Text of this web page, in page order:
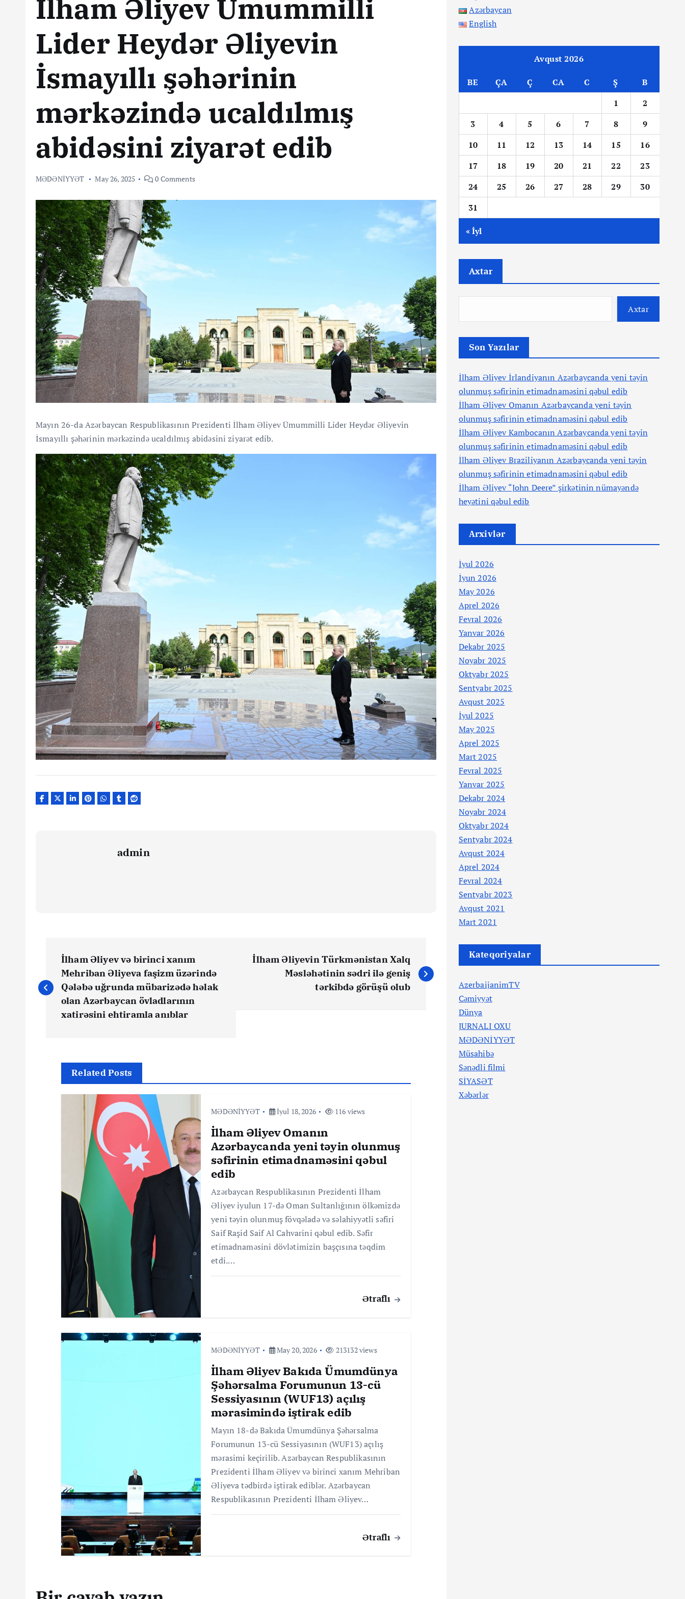
İlham Əliyev Ümummilli
Lider Heydər Əliyevin
İsmayıllı şəhərinin
mərkəzində ucaldılmış
abidəsini ziyarət edib
MƏDƏNİYYƏT May 26, 2025 0 Comments
Mayın 26-da Azərbaycan Respublikasının Prezidenti İlham Əliyev Ümummilli Lider Heydər Əliyevin
İsmayıllı şəhərinin mərkəzində ucaldılmış abidəsini ziyarət edib.
admin
a
İlham Əliyev və birinci xanım
Mehriban Əliyeva faşizm üzərində
Qələbə uğrunda mübarizədə həlak
olan Azərbaycan övladlarının
xatirəsini ehtiramla anıblar
İlham Əliyevin Türkmənistan Xalq
Məsləhətinin sədri ilə geniş
tərkibdə görüşü olub
Related Posts
MƏDƏNİYYƏT İyul 18, 2026 116 views
İlham Əliyev Omanın
Azərbaycanda yeni təyin olunmuş
səfirinin etimadnaməsini qəbul
edib
Azərbaycan Respublikasının Prezidenti İlham
Əliyev iyulun 17-də Oman Sultanlığının ölkəmizdə
yeni təyin olunmuş fövqəladə və səlahiyyətli səfiri
Saif Raşid Saif Al Cahvarini qəbul edib. Səfir
etimadnaməsini dövlətimizin başçısına təqdim
etdi.…
Ətraflı
MƏDƏNİYYƏT May 20, 2026 213132 views
İlham Əliyev Bakıda Ümumdünya
Şəhərsalma Forumunun 13-cü
Sessiyasının (WUF13) açılış
mərasimində iştirak edib
Mayın 18-də Bakıda Ümumdünya Şəhərsalma
Forumunun 13-cü Sessiyasının (WUF13) açılış
mərasimi keçirilib. Azərbaycan Respublikasının
Prezidenti İlham Əliyev və birinci xanım Mehriban
Əliyeva tədbirdə iştirak ediblər. Azərbaycan
Respublikasının Prezidenti İlham Əliyev…
Ətraflı
Azərbaycan
English
Avqust 2026
BE ÇA Ç CA C Ş
B
1
2
3
4 5 6 7 8
9
10
11 12 13 14 15
16
17
18 19 20 21 22
23
24
25 26 27 28 29
30
31
« İyl
Axtar
Axtar
Son Yazılar
İlham Əliyev İrlandiyanın Azərbaycanda yeni təyin
olunmuş səfirinin etimadnaməsini qəbul edib
İlham Əliyev Omanın Azərbaycanda yeni təyin
olunmuş səfirinin etimadnaməsini qəbul edib
İlham Əliyev Kambocanın Azərbaycanda yeni təyin
olunmuş səfirinin etimadnaməsini qəbul edib
İlham Əliyev Braziliyanın Azərbaycanda yeni təyin
olunmuş səfirinin etimadnaməsini qəbul edib
İlham Əliyev “John Deere” şirkətinin nümayəndə
heyətini qəbul edib
Arxivlər
İyul 2026
İyun 2026
May 2026
Aprel 2026
Fevral 2026
Yanvar 2026
Dekabr 2025
Noyabr 2025
Oktyabr 2025
Sentyabr 2025
Avqust 2025
İyul 2025
May 2025
Aprel 2025
Mart 2025
Fevral 2025
Yanvar 2025
Dekabr 2024
Noyabr 2024
Oktyabr 2024
Sentyabr 2024
Avqust 2024
Aprel 2024
Fevral 2024
Sentyabr 2023
Avqust 2021
Mart 2021
Kateqoriyalar
AzerbaijanimTV
Cəmiyyət
Dünya
JURNALI OXU
MƏDƏNİYYƏT
Müsahibə
Sənədli filmi
SİYASƏT
Xəbərlər